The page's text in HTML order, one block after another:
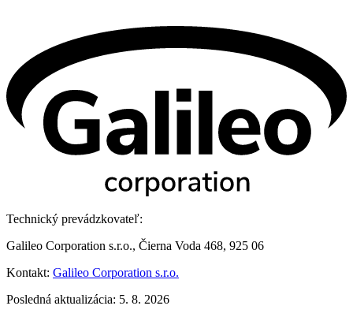
Technický prevádzkovateľ:
Galileo Corporation s.r.o., Čierna Voda 468, 925 06
Kontakt: Galileo Corporation s.r.o.
Posledná aktualizácia: 5. 8. 2026